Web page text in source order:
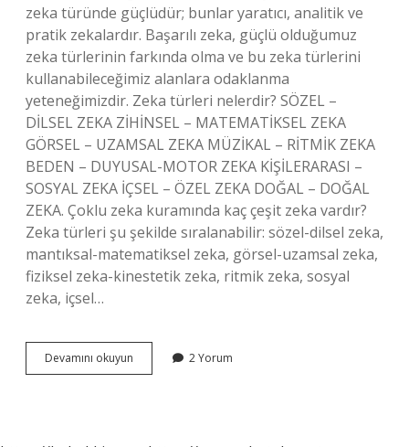
zeka türünde güçlüdür; bunlar yaratıcı, analitik ve
pratik zekalardır. Başarılı zeka, güçlü olduğumuz
zeka türlerinin farkında olma ve bu zeka türlerini
kullanabileceğimiz alanlara odaklanma
yeteneğimizdir. Zeka türleri nelerdir? SÖZEL –
DİLSEL ZEKA ZİHİNSEL – MATEMATİKSEL ZEKA
GÖRSEL – UZAMSAL ZEKA MÜZİKAL – RİTMİK ZEKA
BEDEN – DUYUSAL-MOTOR ZEKA KİŞİLERARASI –
SOSYAL ZEKA İÇSEL – ÖZEL ZEKA DOĞAL – DOĞAL
ZEKA. Çoklu zeka kuramında kaç çeşit zeka vardır?
Zeka türleri şu şekilde sıralanabilir: sözel-dilsel zeka,
mantıksal-matematiksel zeka, görsel-uzamsal zeka,
fiziksel zeka-kinestetik zeka, ritmik zeka, sosyal
zeka, içsel…
Devamını okuyun
Zeka
2 Yorum